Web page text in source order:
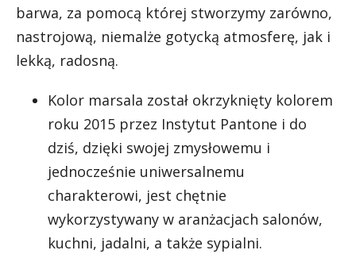
barwa, za pomocą której stworzymy zarówno,
nastrojową, niemalże gotycką atmosferę, jak i
lekką, radosną.
Kolor marsala został okrzyknięty kolorem
roku 2015 przez Instytut Pantone i do
dziś, dzięki swojej zmysłowemu i
jednocześnie uniwersalnemu
charakterowi, jest chętnie
wykorzystywany w aranżacjach salonów,
kuchni, jadalni, a także sypialni.